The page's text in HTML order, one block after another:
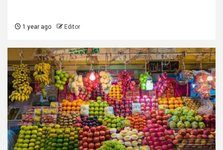
1 year ago Editor